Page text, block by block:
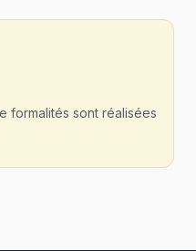
formalités sont réalisées